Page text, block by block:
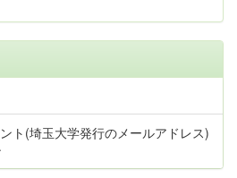
ト(埼玉大学発行のメールアドレス)